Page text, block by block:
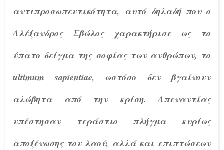
αντιπροσωπευτικότητα, αυτό δηλαδή που ο
Αλέξανδρος Σβώλος χαρακτήρισε ως το
ύπατο δείγμα της σοφίας των ανθρώπων, το
ultimum sapientiae, ωστόσο δεν βγαίνουν
αλώβητα από την κρίση. Απεναντίας
υπέστησαν τεράστιο πλήγμα κυρίως
αποξένωσης του λαού, αλλά και επιπτώσεων